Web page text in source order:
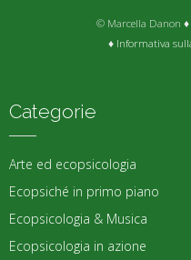
© Marcella Danon
♦ Informativa
Categorie
Arte ed ecopsicologia
Ecopsiché in primo piano
Ecopsicologia & Musica
Ecopsicologia in azione